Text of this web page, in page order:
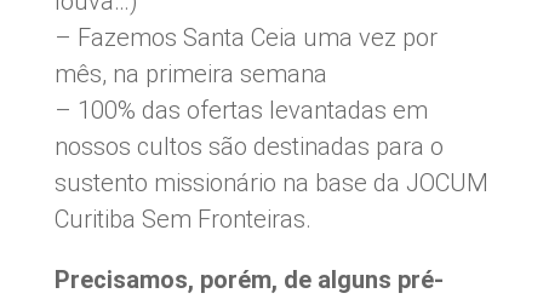
– Fazemos Santa Ceia uma vez por
mês, na primeira semana
– 100% das ofertas levantadas em
nossos cultos são destinadas para o
sustento missionário na base da JOCUM
Curitiba Sem Fronteiras.
Precisamos, porém, de alguns pré-